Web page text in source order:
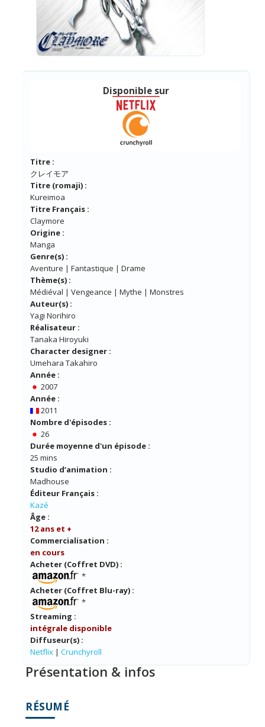
Disponible sur
Titre :
クレイモア
Titre (romaji) :
Kureimoa
Titre Français :
Claymore
Origine :
Manga
Genre(s) :
Aventure | Fantastique | Drame
Thème(s) :
Médiéval | Vengeance | Mythe | Monstres
Auteur(s) :
Yagi Norihiro
Réalisateur :
Tanaka Hiroyuki
Character designer :
Umehara Takahiro
Année :
2007
Année :
2011
Nombre d'épisodes :
26
Durée moyenne d'un épisode :
25 mins
Studio d’animation :
Madhouse
Éditeur Français :
Kazé
Âge :
12 ans et +
Commercialisation :
en cours
Acheter (Coffret DVD) :
*
Acheter (Coffret Blu-ray) :
*
Streaming :
intégrale disponible
Diffuseur(s) :
Netflix | Crunchyroll
Présentation & infos
RÉSUMÉ